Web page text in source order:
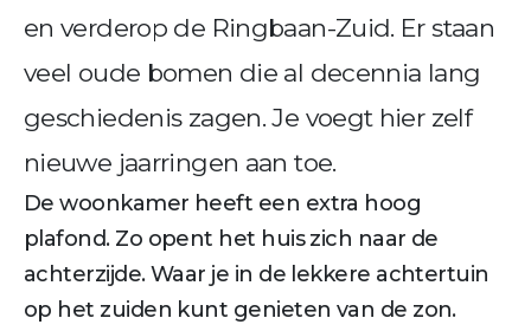
en verderop de Ringbaan-Zuid. Er staan
veel oude bomen die al decennia lang
geschiedenis zagen. Je voegt hier zelf
nieuwe jaarringen aan toe.
De woonkamer heeft een extra hoog
plafond. Zo opent het huis zich naar de
achterzijde. Waar je in de lekkere achtertuin
op het zuiden kunt genieten van de zon.